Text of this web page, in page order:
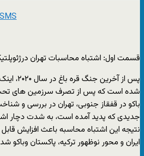
SMS
قسمت اول: اشتباه محاسبات تهران
پس از
شده است که پس از تصرف سرزمین های تحت
باکو در قفقاز جنوبی، تهران در بررسی و
جدیدی که پدید آمده است، به شدت دچار
نتیجه این اشتباه محاسبه باعث افزایش
ایران و محور نوظهور ترکیه، پاکستان وباکو